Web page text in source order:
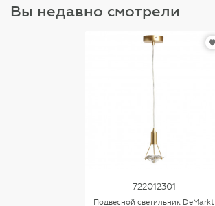
Вы недавно смотрели
722012301
Подвесной светильник DeMarkt